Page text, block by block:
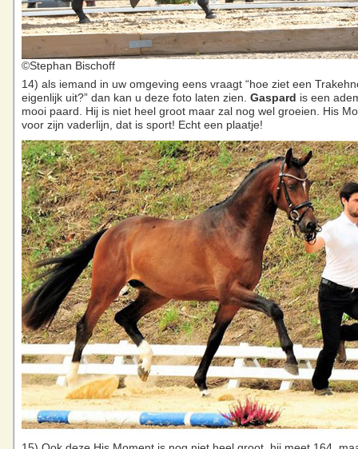
©Stephan Bischoff
14) als iemand in uw omgeving eens vraagt “hoe ziet een
eigenlijk uit?” dan kan u deze foto laten zien. Gaspard is een
mooi paard. Hij is niet heel groot maar zal nog wel groeien. His
voor zijn vaderlijn, dat is sport! Echt een plaatje!